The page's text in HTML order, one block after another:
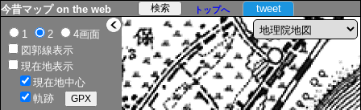
> tweet
今昔マップ on the web トップへ
1 2
4画面
図郭線表示
現在地表示
現在地中心
軌跡